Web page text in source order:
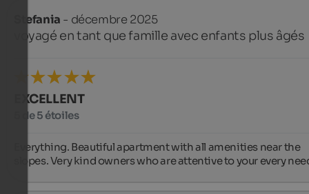
Stefania - décembre 2025
voyagé en tant que famille avec enfants plus âgés
EXCELLENT
5 de 5 étoiles
Everything. Beautiful apartment with all amenities near the
slopes. Very kind owners who are attentive to your every